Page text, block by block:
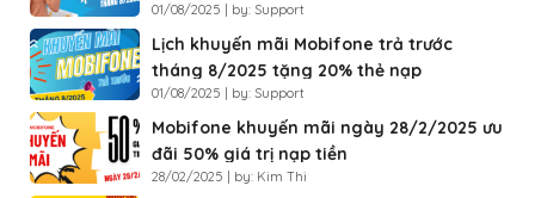
01/08/2025 | by: Support
Lịch khuyến mãi Mobifone trả trước
tháng 8/2025 tặng 20% thẻ nạp
01/08/2025 | by: Support
Mobifone khuyến mãi ngày 28/2/2025 ưu
đãi 50% giá trị nạp tiền
28/02/2025 | by: Kim Thi